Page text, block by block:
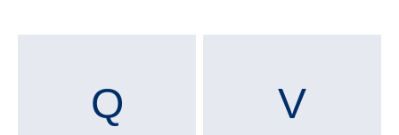
RÜCKLICHT :
Axa Juno Signal LED